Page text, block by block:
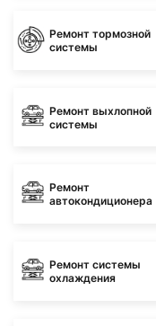
Ремонт тормозной
системы
Ремонт выхлопной
системы
Ремонт
автокондиционера
Ремонт системы
охлаждения